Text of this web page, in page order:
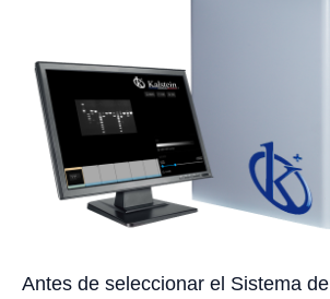
Antes de seleccionar el Sistema de